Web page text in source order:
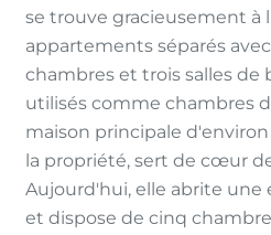
se trouve gracieusement à
appartements séparés
chambres et trois salles de
utilisés comme chambres
maison principale
la propriété, sert de cœur
Aujourd'hui, elle abrite une
et dispose de cinq